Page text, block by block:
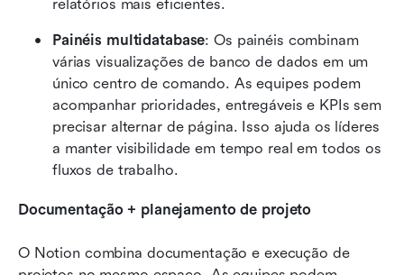
relatórios mais eficientes.
Painéis multidatabase: Os painéis combinam
várias visualizações de banco de dados em um
único centro de comando. As equipes podem
acompanhar prioridades, entregáveis e KPIs sem
precisar alternar de página. Isso ajuda os líderes
a manter visibilidade em tempo real em todos os
fluxos de trabalho.
Documentação + planejamento de projeto
O Notion combina documentação e execução de